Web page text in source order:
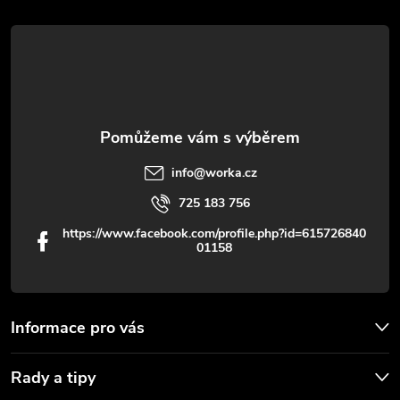
s
u
t
Informace pro vás
Rady a tipy
info@worka.cz
725 183 756
https://www.facebook.com/profile.php?id=615726840
01158